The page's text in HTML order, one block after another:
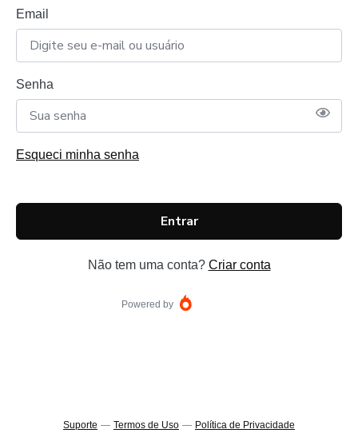
Email
Senha
Esqueci minha senha
Entrar
Não tem uma conta? Criar conta
Powered by
Suporte — Termos de Uso — Política de Privacidade